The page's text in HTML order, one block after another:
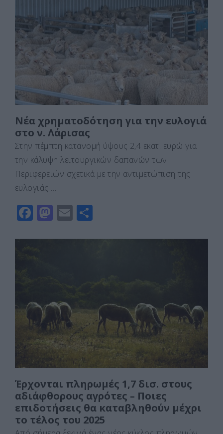
b
o
o
k
d
o
n
σ
τε
ίτ
ε
Νέα χρηματοδότηση για την ευλογιά
στο ν. Λάρισας
Στην πέμπτη κατανομή ύψους 2,4 εκατ. ευρώ για
την κάλυψη λειτουργικών δαπανών των
Περιφερειών σχετικά με την αντιμετώπιση της
ευλογιάς …
F
c
o
k
M
st
n
E
ai ρ
ίτ
ε
Έρχονται πληρωμές 1,7 δισ. στους
αδιάφθορους αγρότες – Ποιες
επιδοτήσεις θα καταβληθούν μέχρι
το τέλος του 2025